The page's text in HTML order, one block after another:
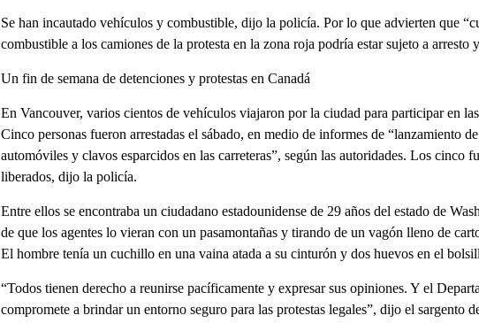
Se han incautado vehículos y combustible, dijo la policía. Por lo que advierten que
combustible a los camiones de la protesta en la zona roja podría estar sujeto a arresto
Un fin de semana de detenciones y protestas en Canadá
En Vancouver, varios cientos de vehículos viajaron por la ciudad para participar en
Cinco personas fueron arrestadas el sábado, en medio de informes de “lanzamiento
automóviles y clavos esparcidos en las carreteras”, según las autoridades. Los cinco
liberados, dijo la policía.
Entre ellos se encontraba un ciudadano estadounidense de 29 años del estado de
de que los agentes lo vieran con un pasamontañas y tirando de un vagón lleno de
El hombre tenía un cuchillo en una vaina atada a su cinturón y dos huevos en el
“Todos tienen derecho a reunirse pacíficamente y expresar sus opiniones. Y el
compromete a brindar un entorno seguro para las protestas legales”, dijo el sargento